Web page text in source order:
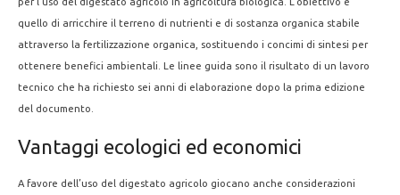
quello di arricchire il terreno di nutrienti e di sostanza organica stabile
attraverso la fertilizzazione organica, sostituendo i concimi di sintesi per
ottenere benefici ambientali. Le linee guida sono il risultato di un lavoro
tecnico che ha richiesto sei anni di elaborazione dopo la prima edizione
del documento.
Vantaggi ecologici ed economici
A favore dell’uso del digestato agricolo giocano anche considerazioni